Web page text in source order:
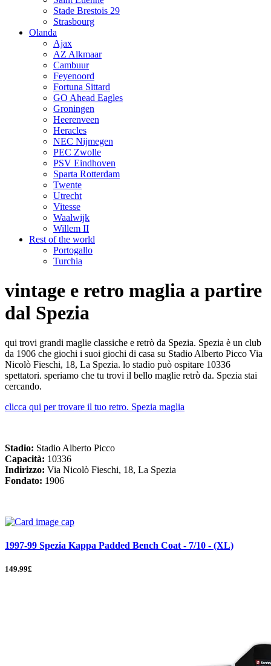
Stade Brestois 29
Strasbourg
Olanda
Ajax
AZ Alkmaar
Cambuur
Feyenoord
Fortuna Sittard
GO Ahead Eagles
Groningen
Heerenveen
Heracles
NEC Nijmegen
PEC Zwolle
PSV Eindhoven
Sparta Rotterdam
Twente
Utrecht
Vitesse
Waalwijk
Willem II
Rest of the world
Portogallo
Turchia
vintage e retro maglia a partire
dal Spezia
qui trovi grandi maglie classiche e retrò da Spezia. Spezia è un club
da 1906 che giochi i suoi giochi di casa su Stadio Alberto Picco Via
Nicolò Fieschi, 18, La Spezia. lo stadio può ospitare 10336
spettatori. speriamo che tu trovi il bello maglie retrò da. Spezia stai
cercando.
clicca qui per trovare il tuo retro. Spezia maglia
Stadio: Stadio Alberto Picco
Capacità: 10336
Indirizzo: Via Nicolò Fieschi, 18, La Spezia
Fondato: 1906
1997-99 Spezia Kappa Padded Bench Coat - 7/10 - (XL)
149.99£